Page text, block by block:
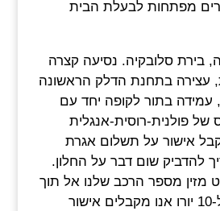
מפתחות לבעלת הבית
בירת סלובקיה. נסיעה קצרה
עצירה בתחנת הדלק הראשונה
עמידה בתור לקופה יחד עם
של פולנית-רוסית-אנגלית
אישור על תשלום אגרת
להדביק שום דבר על החלון.
מזין מספר הרכב שלנו אל תוך
המחשב ובתמורה ל-10 יורו אנו מקבלים אישור